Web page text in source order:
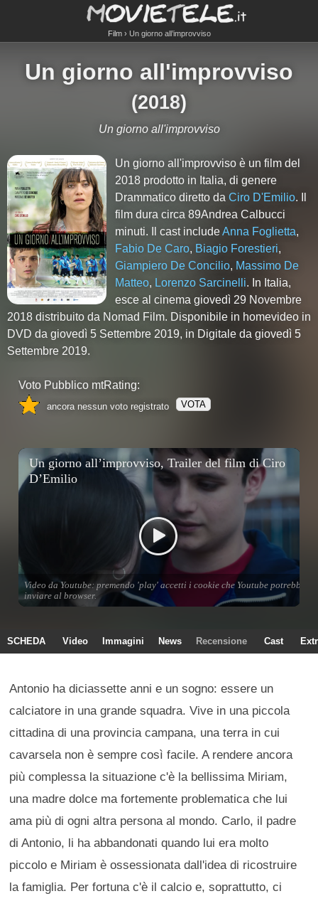
Film Un giorno all’improvviso
Un giorno all'improvviso
(2018)
Un giorno all'improvviso
Un giorno all'improvviso è un film del
2018 prodotto in Italia, di genere
Drammatico diretto daCiro D'Emilio. Il
film dura circa89Andrea Calbucci
minuti. Il cast includeAnna Foglietta,
Fabio De Caro, Biagio Forestieri,
Giampiero De Concilio, Massimo De
Matteo, Lorenzo Sarcinelli. In Italia,
esce al cinema giovedì 29 Novembre
2018 distribuito da Nomad Film. Disponibile in homevideo in
DVD da giovedì 5 Settembre 2019, in Digitale da giovedì 5
Settembre 2019.
Voto Pubblico mtRating:
ancora nessun voto registrato VOTA
SCHEDA Video Immagini News Recensione Cast
Antonio ha diciassette anni e un sogno: essere un
calciatore in una grande squadra. Vive in una piccola
cittadina di una provincia campana, una terra in cui
cavarsela non è sempre così facile. A rendere ancora
più complessa la situazione c'è la bellissima Miriam,
una madre dolce ma fortemente problematica che lui
ama più di ogni altra persona al mondo. Carlo, il padre
di Antonio, li ha abbandonati quando lui era molto
piccolo e Miriam è ossessionata dall'idea di ricostruire
la famiglia. Per fortuna c'è il calcio e, soprattutto, ci